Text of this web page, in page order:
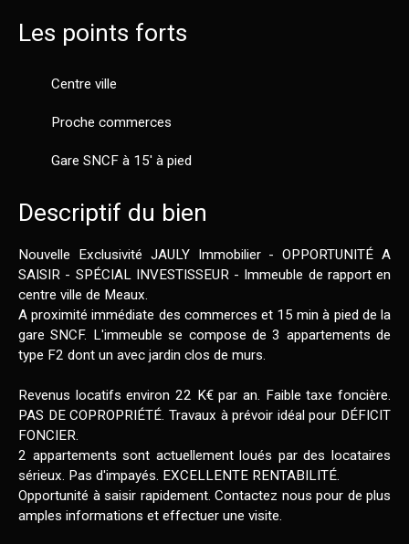
Les points forts
Centre ville
Proche commerces
Gare SNCF à 15' à pied
Descriptif du bien
Nouvelle Exclusivité JAULY Immobilier - OPPORTUNITÉ A
SAISIR - SPÉCIAL INVESTISSEUR - Immeuble de rapport en
centre ville de Meaux.
A proximité immédiate des commerces et 15 min à pied de la
gare SNCF. L'immeuble se compose de 3 appartements de
type F2 dont un avec jardin clos de murs.
Revenus locatifs environ 22 K€ par an. Faible taxe foncière.
PAS DE COPROPRIÉTÉ. Travaux à prévoir idéal pour DÉFICIT
FONCIER.
2 appartements sont actuellement loués par des locataires
sérieux. Pas d'impayés. EXCELLENTE RENTABILITÉ.
Opportunité à saisir rapidement. Contactez nous pour de plus
amples informations et effectuer une visite.